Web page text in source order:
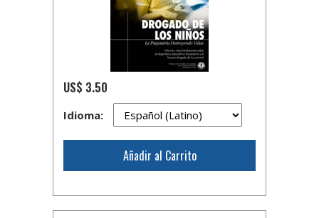
US$ 3.50
Idioma:
Añadir al Carrito